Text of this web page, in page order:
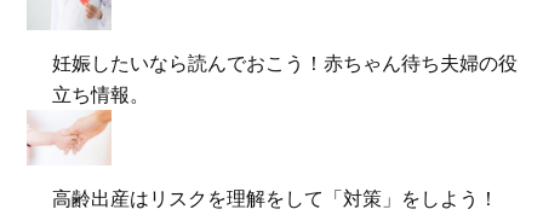
妊娠したいなら読んでおこう！赤ちゃん待ち夫婦の役
立ち情報。
高齢出産はリスクを理解をして「対策」をしよう！